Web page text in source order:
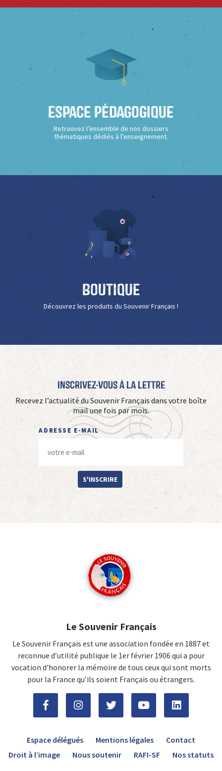
Espace Pédagogique
Retrouvez l’ensemble de nos dossiers
thématiques dédiés à l’enseignement.
Boutique
Découvrez les produits du Souvenir Français !
Inscrivez-vous à La Lettre
Recevez l’actualité du Souvenir Français dans votre boîte
mail une fois par mois.
ADRESSE E-MAIL
S'INSCRIRE
Le Souvenir Français
Le Souvenir Français est une association fondée en 1887 et
reconnue d’utilité publique le 1er février 1906 qui a pour
vocation d'honorer la mémoire de tous ceux qui sont morts
pour la France qu’ils soient Français ou étrangers.
Espace délégués Mentions légales
Contact
Droit à l’image
Nous soutenir RAFI-SF Nos statuts